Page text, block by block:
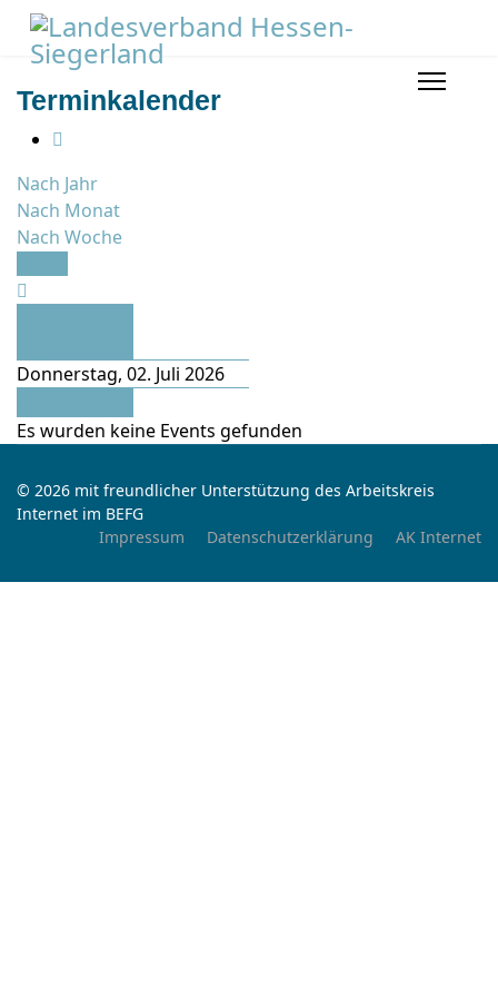
Terminkalender
Nach Jahr
Nach Monat
Nach Woche
Donnerstag, 02. Juli 2026
Es wurden keine Events gefunden
© 2026 mit freundlicher Unterstützung des Arbeitskreis
Internet im BEFG
Impressum
Datenschutzerklärung AK Internet